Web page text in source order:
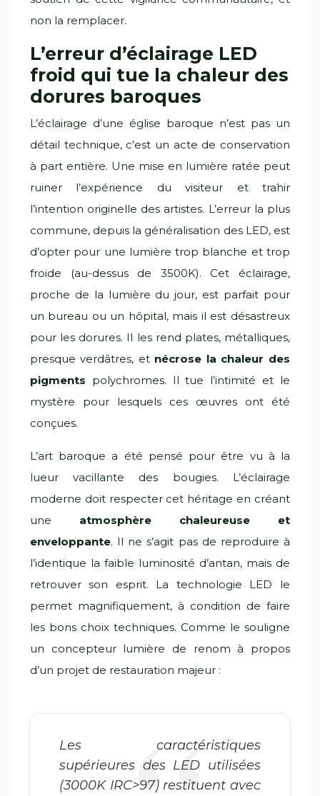
non la remplacer.
L’erreur d’éclairage LED
froid qui tue la chaleur des
dorures baroques
L’éclairage d’une église baroque n’est pas un
détail technique, c’est un acte de conservation
à part entière. Une mise en lumière ratée peut
ruiner l’expérience du visiteur et trahir
l’intention originelle des artistes. L’erreur la plus
commune, depuis la généralisation des LED, est
d’opter pour une lumière trop blanche et trop
froide (au-dessus de 3500K). Cet éclairage,
proche de la lumière du jour, est parfait pour
un bureau ou un hôpital, mais il est désastreux
pour les dorures. Il les rend plates, métalliques,
presque verdâtres, et nécrose la chaleur des
pigments polychromes. Il tue l’intimité et le
mystère pour lesquels ces œuvres ont été
conçues.
L’art baroque a été pensé pour être vu à la
lueur vacillante des bougies. L’éclairage
moderne doit respecter cet héritage en créant
une atmosphère chaleureuse et
enveloppante. Il ne s’agit pas de reproduire à
l’identique la faible luminosité d’antan, mais de
retrouver son esprit. La technologie LED le
permet magnifiquement, à condition de faire
les bons choix techniques. Comme le souligne
un concepteur lumière de renom à propos
d’un projet de restauration majeur :
Les caractéristiques
supérieures des LED utilisées
(3000K IRC>97) restituent avec